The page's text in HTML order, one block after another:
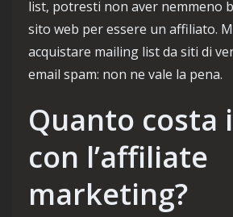
list, potresti non aver nemmeno
sito web per essere un affiliato.
acquistare mailing list da siti di
email spam: non ne vale la pena.
Quanto costa
con l’affiliate
marketing?